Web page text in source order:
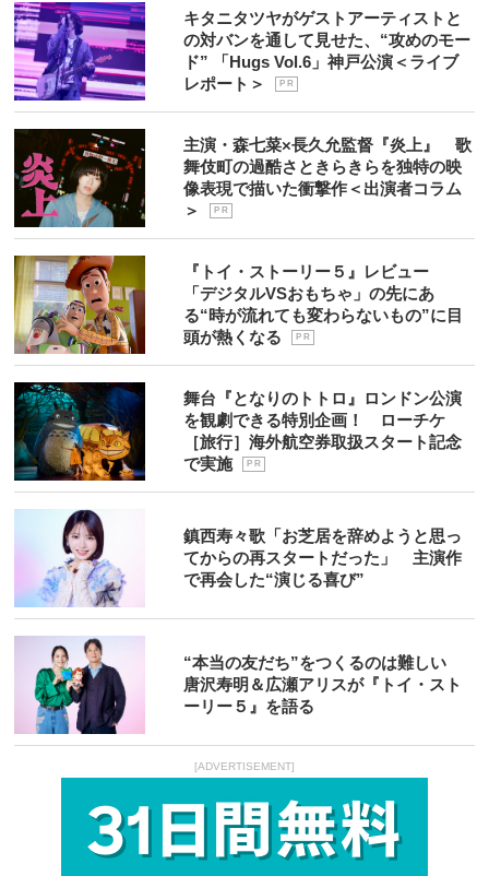
キタニタツヤがゲストアーティストと
の対バンを通して見せた、“攻めのモー
ド” 「Hugs Vol.6」神戸公演＜ライブ
レポート＞
P R
主演・森七菜×長久允監督『炎上』 歌
舞伎町の過酷さときらきらを独特の映
像表現で描いた衝撃作＜出演者コラム
＞
P R
『トイ・ストーリー５』レビュー
「デジタルVSおもちゃ」の先にあ
る“時が流れても変わらないもの”に目
頭が熱くなる
P R
舞台『となりのトトロ』ロンドン公演
を観劇できる特別企画！ ローチケ
［旅行］海外航空券取扱スタート記念
で実施
P R
鎮西寿々歌「お芝居を辞めようと思っ
てからの再スタートだった」 主演作
で再会した“演じる喜び”
“本当の友だち”をつくるのは難しい
唐沢寿明＆広瀬アリスが『トイ・スト
ーリー５』を語る
[ADVERTISEMENT]